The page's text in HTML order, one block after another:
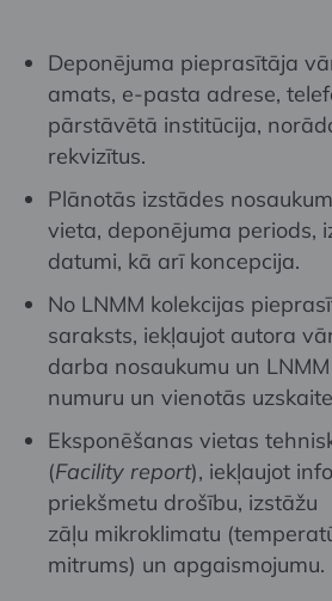
Deponējuma pieprasītāja
amats, e-pasta adrese,
pārstāvētā institūcija,
rekvizītus.
Plānotās izstādes
vieta, deponējuma periods,
datumi, kā arī koncepcija.
No LNMM kolekcijas
saraksts, iekļaujot autora
darba nosaukumu un
numuru un vienotās
Eksponēšanas vietas
(Facility report), iekļaujot
priekšmetu drošību, izstāžu
zāļu mikroklimatu
mitrums) un apgaismojumu.